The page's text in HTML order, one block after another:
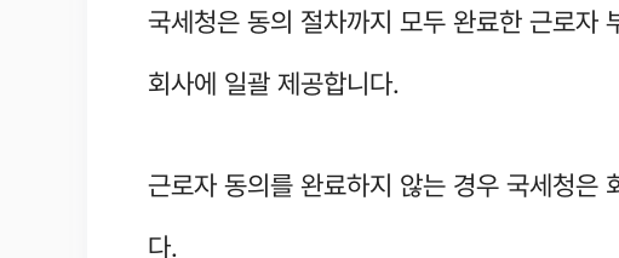
국세청은 동의 절차까지 모두 완료한 근로자
회사에 일괄 제공합니다.
근로자 동의를 완료하지 않는 경우 국세청은
다.